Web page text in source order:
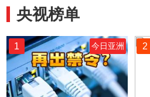
央视榜单
1 今日亚洲 2